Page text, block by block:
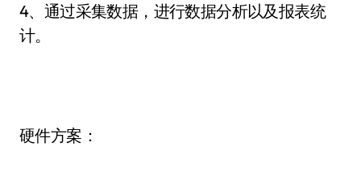
4、通过采集数据，进行数据分析以及报表统
计。
硬件方案：